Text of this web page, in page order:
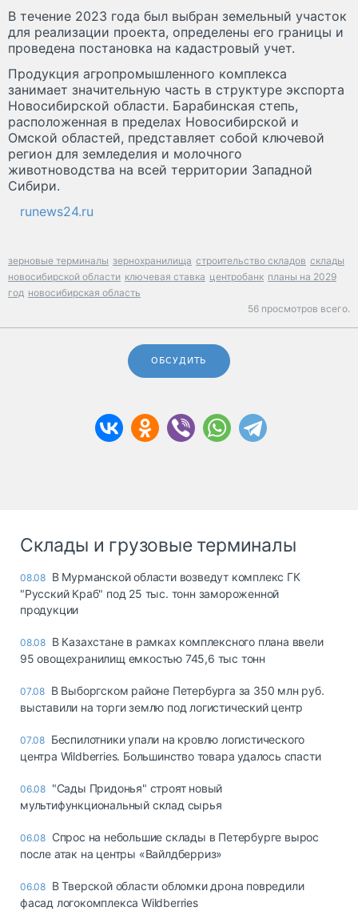
В течение 2023 года был выбран земельный участок
для реализации проекта, определены его границы и
проведена постановка на кадастровый учет.
Продукция агропромышленного комплекса
занимает значительную часть в структуре экспорта
Новосибирской области. Барабинская степь,
расположенная в пределах Новосибирской и
Омской областей, представляет собой ключевой
регион для земледелия и молочного
животноводства на всей территории Западной
Сибири.
runews24.ru
зерновые терминалы зернохранилища строительство складов склады
новосибирской области ключевая ставка центробанк планы на 2029
год новосибирская область
56 просмотров всего.
ОБСУДИТЬ
Склады и грузовые терминалы
08.08 В Мурманской области возведут комплекс ГК
"Русский Краб" под 25 тыс. тонн замороженной
продукции
08.08 В Казахстане в рамках комплексного плана ввели
95 овощехранилищ емкостью 745,6 тыс тонн
07.08 В Выборгском районе Петербурга за 350 млн руб.
выставили на торги землю под логистический центр
07.08 Беспилотники упали на кровлю логистического
центра Wildberries. Большинство товара удалось спасти
06.08 "Сады Придонья" строят новый
мультифункциональный склад сырья
06.08 Спрос на небольшие склады в Петербурге вырос
после атак на центры «Вайлдберриз»
06.08 В Тверской области обломки дрона повредили
фасад логокомплекса Wildberries